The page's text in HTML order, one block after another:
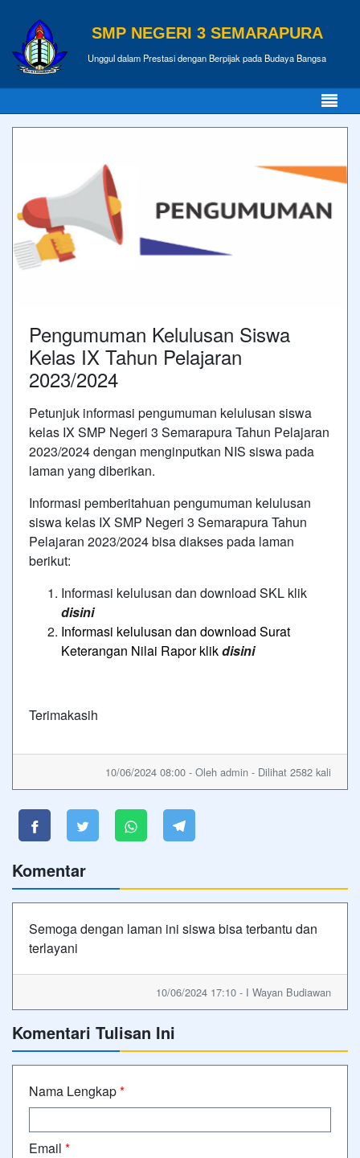
SMP NEGERI 3 SEMARAPURA
Unggul dalam Prestasi dengan Berpijak pada Budaya Bangsa
Pengumuman Kelulusan Siswa
Kelas IX Tahun Pelajaran
2023/2024
Petunjuk informasi pengumuman kelulusan siswa
kelas IX SMP Negeri 3 Semarapura Tahun Pelajaran
2023/2024 dengan menginputkan NIS siswa pada
laman yang diberikan.
Informasi pemberitahuan pengumuman kelulusan
siswa kelas IX SMP Negeri 3 Semarapura Tahun
Pelajaran 2023/2024 bisa diakses pada laman
berikut:
Informasi kelulusan dan download SKL klik
disini
Informasi kelulusan dan download Surat
Keterangan Nilai Rapor klikdisini
Terimakasih
10/06/2024 08:00 - Oleh admin - Dilihat 2582 kali
Komentar
Semoga dengan laman ini siswa bisa terbantu dan
terlayani
10/06/2024 17:10 - I Wayan Budiawan
Komentari Tulisan Ini
Nama Lengkap*
Email *